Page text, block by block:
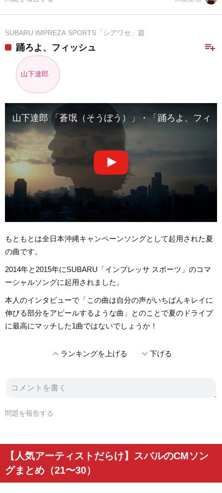
SUBARU IMPREZA SPORTS「シアワセ」篇
playlist_add
踊ろよ、フィッシュ
山下達郎
山下達郎 「蒼氓（そうぼう）」・「踊ろよ、フィ
もともとは全日本沖縄キャンペーンソングとして起用された夏
の曲です。
2014年と2015年にSUBARU「インプレッサ スポーツ」のコマ
ーシャルソングに起用されました。
本人のインタビューで「この曲は自分の声がいちばんキレイに
伸びる部分をアピールするような曲」とのことで夏のドライブ
に最高にマッチした1曲ではないでしょうか！
expand_lessランキングを上げる expand_more下げる
問題を報告する
【人気アーティストだらけ】スバルのCMソン
グまとめ（21〜30）